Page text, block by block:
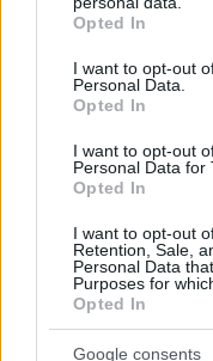
grant or deny consent
use your data for
consent section.
Opted In
I want to opt-out
Personal Data.
Opted In
I want to opt-out
Personal Data for
Opted In
I want to opt-out
Retention, Sale,
Personal Data
Purposes for
Opted In
Google consents
Υπό μερικό έλεγχο
Νέο Μοναστήρι
πριν 29 λεπτά
Ξύλινες κουτάλες:
αντικαθιστούμε
Τα προβλήματα στη
πρέπει ποτέ να
ΔΕΙΤΕ ΟΛΕΣ ΤΙΣ